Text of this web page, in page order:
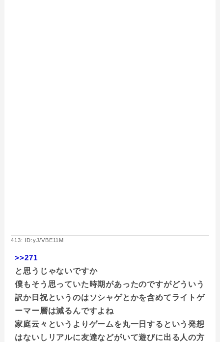
413: ID:yJ/VBE11M
>>271
と思うじゃないですか
僕もそう思っていた時期があったのですがどういう
訳か日祝というのはソシャゲとかを含めてライトゲ
ーマー層は減るんですよね
家庭云々というよりゲームを丸一日するという発想
はないしリアルに友達などがいて遊びに出る人の方